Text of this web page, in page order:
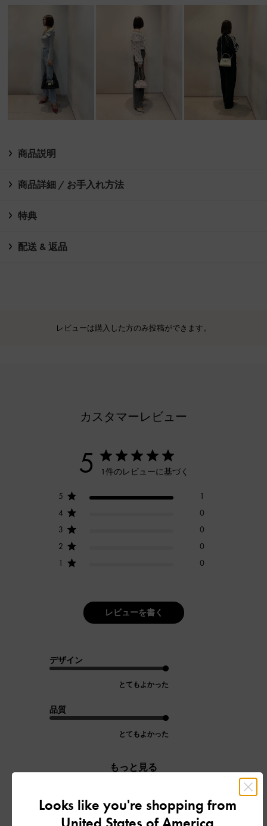
商品説明
商品詳細 / お手入れ方法
特典
配送 & 返品
レビューは購入した方のみ投稿ができます。
カスタマーレビュー
5 1件のレビューに基づく
5
1
4
0
3
0
2
0
1
0
レビューを書く
デザイン
とてもよかった
品質
とてもよかった
もっと見る
フィルター
Looks like you're shopping from